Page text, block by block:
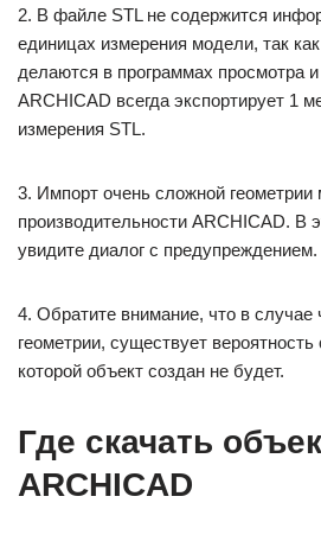
2. В файле STL не содержится
единицах измерения модели, так
делаются в программах просмотра и
ARCHICAD всегда экспортирует 1
измерения STL.
3. Импорт очень сложной геометрии
производительности ARCHICAD. В
увидите диалог с предупреждением.
4. Обратите внимание, что в случае
геометрии, существует
которой объект создан не будет.
Где скачать
ARCHICAD